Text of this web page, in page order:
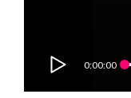
0:00:00